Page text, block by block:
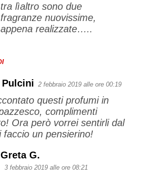
tra lìaltro sono due
fragranze nuovissime,
appena realizzate…..
2 febbraio 2019 alle ore 00:19
questi profumi in
complimenti
Ora però vorrei sentirli dal
faccio un pensierino!
Greta G.
3 febbraio 2019 alle ore 08:21